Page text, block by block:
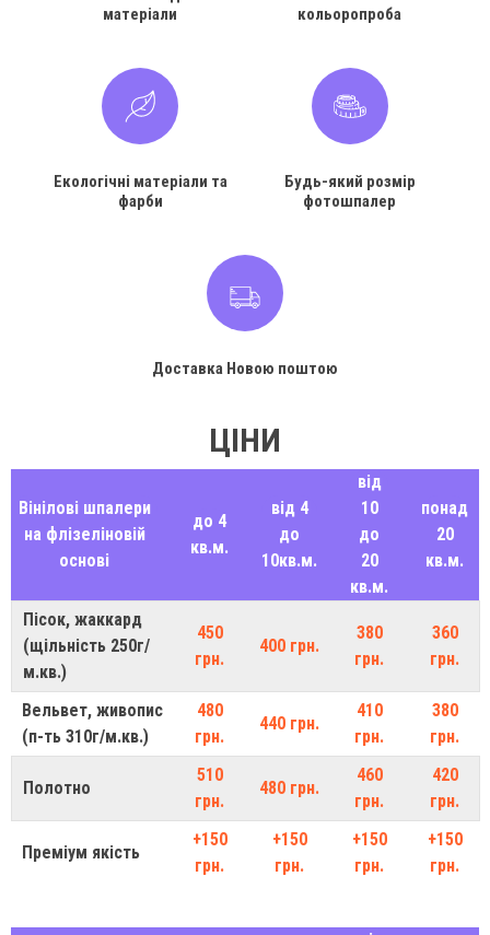
матеріали
кольоропроба
Екологічні матеріали та
фарби
Будь-який розмір
фотошпалер
Доставка Новою поштою
ЦІНИ
Вінілові шпалери
на флізеліновій
основі
до 4
кв.м.
від 4
до
10кв.м.
від
10
до
20
кв.м.
понад
20
кв.м.
Пісок, жаккард
(щільність 250г/
м.кв.)
450
грн.
400 грн.
380
грн.
360
грн.
Вельвет, живопис
(п-ть 310г/м.кв.)
480
грн.
440 грн.
410
грн.
380
грн.
Полотно
510
грн.
480 грн.
460
грн.
420
грн.
Преміум якість
+150
грн.
+150
грн.
+150
грн.
+150
грн.